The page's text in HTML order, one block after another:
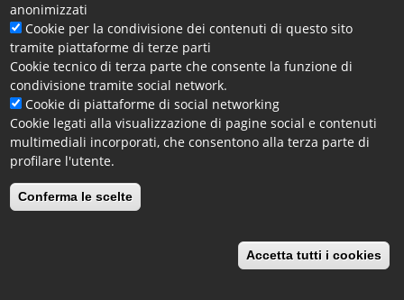
anonimizzati
Cookie per la condivisione dei contenuti di questo sito
tramite piattaforme di terze parti
Cookie tecnico di terza parte che consente la funzione di
condivisione tramite social network.
Cookie di piattaforme di social networking
Cookie legati alla visualizzazione di pagine social e contenuti
multimediali incorporati, che consentono alla terza parte di
profilare l'utente.
Conferma le scelte
Accetta tutti i cookies